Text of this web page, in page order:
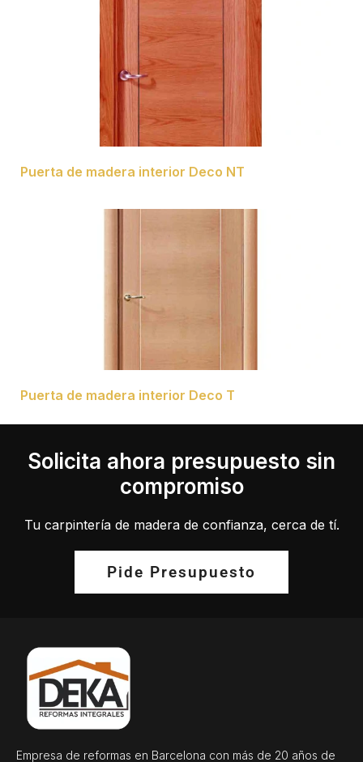
Puerta de madera interior Deco NT
Puerta de madera interior Deco T
Solicita ahora presupuesto sin
compromiso
Tu carpintería de madera de confianza, cerca de tí.
Pide Presupuesto
Empresa de reformas en Barcelona con más de 20 años de